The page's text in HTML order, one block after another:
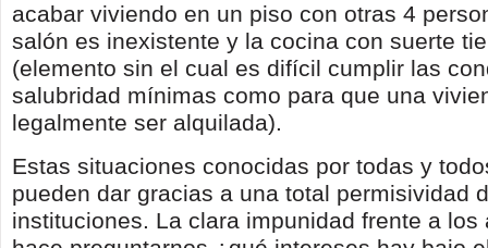
acabar viviendo en un piso con otras 4
salón es inexistente y la cocina con suerte
(elemento sin el cual es difícil cumplir las
salubridad mínimas como para que una
legalmente ser alquilada).
Estas situaciones conocidas por todas y
pueden dar gracias a una total permisividad
instituciones. La clara impunidad frente a los